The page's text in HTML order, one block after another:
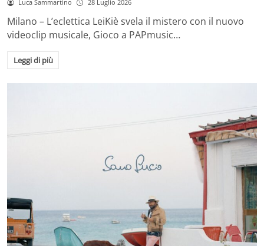
Luca Sammartino 28 Luglio 2026
Milano – L’eclettica LeiKiè svela il mistero con il nuovo
videoclip musicale, Gioco a PAPmusic…
Leggi di più